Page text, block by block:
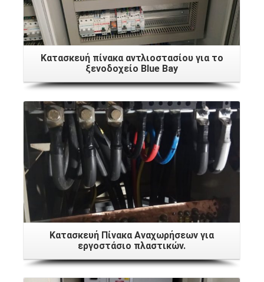
Κατασκευή πίνακα αντλιοστασίου για το
ξενοδοχείο Blue Bay
Κατασκευή Πίνακα Αναχωρήσεων για
εργοστάσιο πλαστικών.